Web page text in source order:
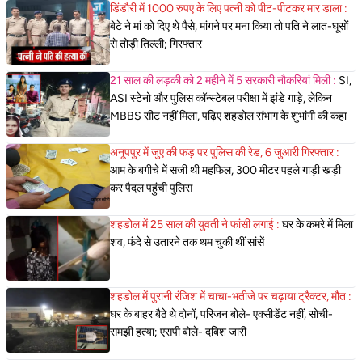
डिंडौरी में 1000 रुपए के लिए पत्नी को पीट-पीटकर मार डाला :
बेटे ने मां को दिए थे पैसे, मांगने पर मना किया तो पति ने लात-घूसों
से तोड़ी तिल्ली; गिरफ्तार
21 साल की लड़की को 2 महीने में 5 सरकारी नौकरियां मिली : SI,
ASI स्टेनो और पुलिस कॉन्स्टेबल परीक्षा में झंडे गाड़े, लेकिन
MBBS सीट नहीं मिला, पढ़िए शहडोल संभाग के शुभांगी की कहा
अनूपपुर में जुए की फड़ पर पुलिस की रेड, 6 जुआरी गिरफ्तार :
आम के बगीचे में सजी थी महफिल, 300 मीटर पहले गाड़ी खड़ी
कर पैदल पहुंची पुलिस
शहडोल में 25 साल की युवती ने फांसी लगाई : घर के कमरे में मिला
शव, फंदे से उतारने तक थम चुकी थीं सांसें
शहडोल में पुरानी रंजिश में चाचा-भतीजे पर चढ़ाया ट्रैक्टर, मौत :
घर के बाहर बैठे थे दोनों, परिजन बोले- एक्सीडेंट नहीं, सोची-
समझी हत्या; एसपी बोले- दबिश जारी